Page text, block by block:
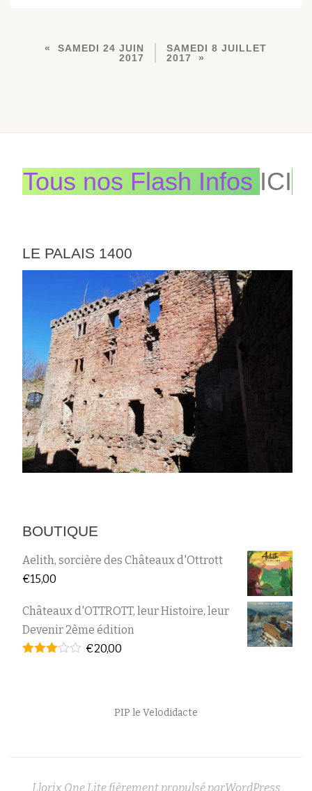
SAMEDI 24 JUIN
2017
SAMEDI 8 JUILLET
2017
Tous nos Flash Infos ICI
LE PALAIS 1400
BOUTIQUE
Aelith, sorcière des Châteaux d'Ottrott
€15,00
Châteaux d'OTTROTT, leur Histoire, leur
Devenir 2ème édition
€20,00
PIP le Velodidacte
Llorix One Lite fièrement propulsé parWordPress